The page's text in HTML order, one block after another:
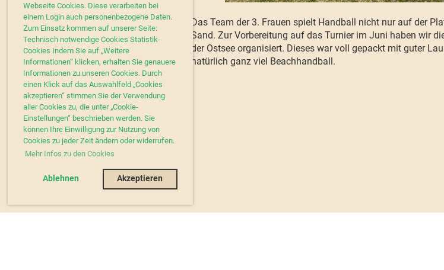
Webseite Cookies. Diese verarbeiten bei
einem Login auch personenbezogene Daten.
Zum Einsatz kommen auf unserer Seite:
Technisch notwendige Cookies Statistik-
Cookies Indem Sie auf „Weitere
Informationen“ klicken, erhalten Sie genauere
Informationen zu unseren Cookies. Durch
einen Klick auf das Auswahlfeld „Cookies
akzeptieren“ stimmen Sie der Verwendung
aller Cookies zu, die unter „Cookie-
Einstellungen“ beschrieben werden. Sie
können Ihre Einwilligung zur Nutzung von
Cookies zu jeder Zeit ändern oder widerrufen.
Mehr Infos zu den Cookies
Ablehnen Akzeptieren
Das Team der 3. Frauen spielt Handball nicht nur auf der
Sand. Zur Vorbereitung auf das Turnier im Juni haben wir
der Ostsee organisiert. Dieses war voll gepackt mit guter
natürlich ganz viel Beachhandball.